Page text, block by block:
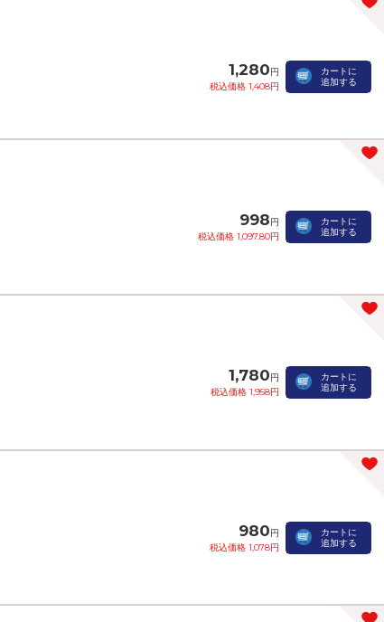
1,280円
税込価格 1,408円
カートに
追加する
998円
税込価格 1,097.80円
カートに
追加する
1,780円
税込価格 1,958円
カートに
追加する
980円
税込価格 1,078円
カートに
追加する